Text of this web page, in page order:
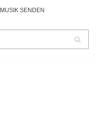
MUSIK SENDEN